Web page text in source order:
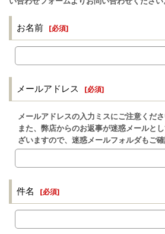
お名前 [必須]
メールアドレス [必須]
メールアドレスの入力ミスにご注意くださ
また、弊店からのお返事が迷惑メールと
ざいますので、迷惑メールフォルダもご確
件名 [必須]